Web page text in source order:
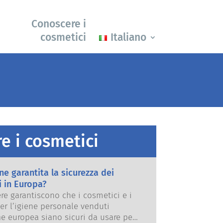
Conoscere i
cosmetici
Italiano
i cosmetici
garantita la sicurezza dei
Europa?
garantiscono che i cosmetici e i
l’igiene personale venduti
europea siano sicuri da usare per